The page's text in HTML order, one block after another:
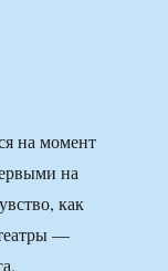
на момент
на
как
—